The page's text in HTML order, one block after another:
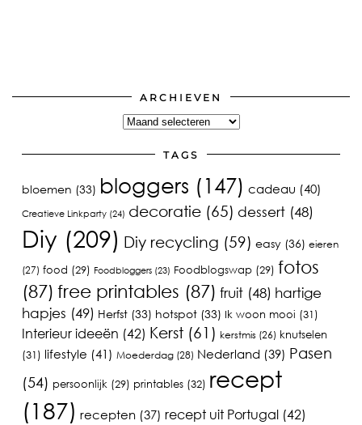
ARCHIEVEN
Archieven
TAGS
bloemen (33) bloggers (147) cadeau (40)
Creatieve Linkparty (24) decoratie (65) dessert (48)
Diy (209) Diy recycling (59) easy (36) eieren
(27) food (29) Foodbloggers (23) Foodblogswap (29) fotos
(87) free printables (87) fruit (48) hartige
hapjes (49) Herfst (33) hotspot (33) Ik woon mooi (31)
Interieur ideeën (42) Kerst (61) kerstmis (26) knutselen
(31) lifestyle (41) Moederdag (28) Nederland (39) Pasen
(54) persoonlijk (29) printables (32) recept
(187) recepten (37) recept uit Portugal (42)